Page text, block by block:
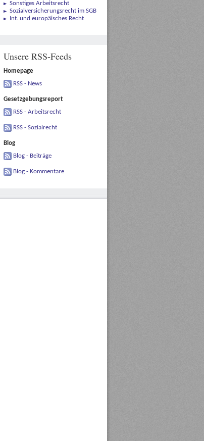
Sonstiges Arbeitsrecht
Sozialversicherungsrecht im SGB
Int. und europäisches Recht
Unsere RSS-Feeds
Homepage
RSS - News
Gesetzgebungsreport
RSS - Arbeitsrecht
RSS - Sozialrecht
Blog
Blog - Beiträge
Blog - Kommentare